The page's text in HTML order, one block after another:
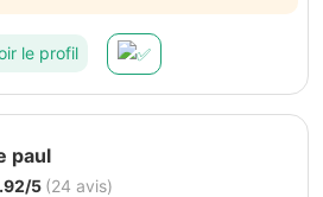
le profil
paul
5 (24 avis)